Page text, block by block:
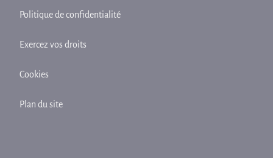
Politique de confidentialité
Exercez vos droits
Cookies
Plan du site